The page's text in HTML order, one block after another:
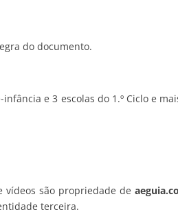
do documento.
e 3 escolas do 1.º Ciclo e
vídeos são propriedade de
terceira.